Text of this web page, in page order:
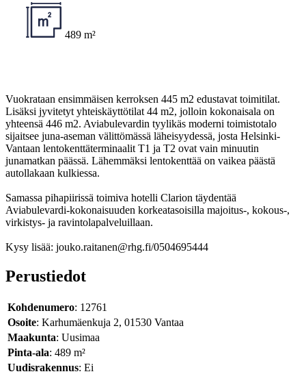
489 m²
Vuokrataan ensimmäisen kerroksen 445 m2 edustavat toimitilat.
Lisäksi jyvitetyt yhteiskäyttötilat 44 m2, jolloin kokonaisala on
yhteensä 446 m2. Aviabulevardin tyylikäs moderni toimistotalo
sijaitsee juna-aseman välittömässä läheisyydessä, josta Helsinki-
Vantaan lentokenttäterminaalit T1 ja T2 ovat vain minuutin
junamatkan päässä. Lähemmäksi lentokenttää on vaikea päästä
autollakaan kulkiessa.
Samassa pihapiirissä toimiva hotelli Clarion täydentää
Aviabulevardi-kokonaisuuden korkeatasoisilla majoitus-, kokous-,
virkistys- ja ravintolapalveluillaan.
Kysy lisää: jouko.raitanen@rhg.fi/0504695444
Perustiedot
Kohdenumero: 12761
Osoite: Karhumäenkuja 2, 01530 Vantaa
Maakunta: Uusimaa
Pinta-ala: 489 m²
Uudisrakennus: Ei